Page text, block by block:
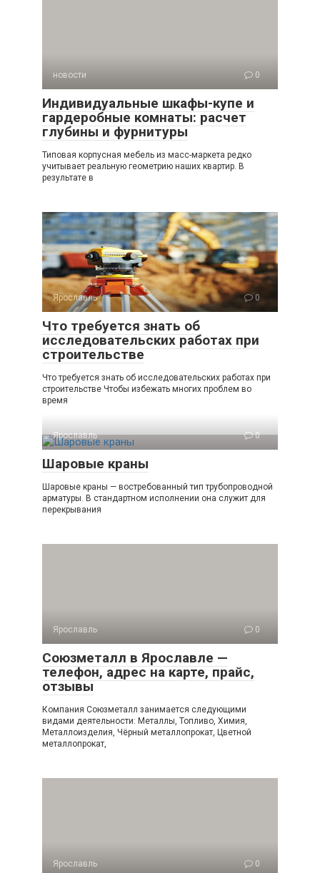
новости 0
Индивидуальные шкафы-купе и
гардеробные комнаты: расчет
глубины и фурнитуры
Типовая корпусная мебель из масс-маркета редко
учитывает реальную геометрию наших квартир. В
результате в
Ярославль 0
Что требуется знать об
исследовательских работах при
строительстве
Что требуется знать об исследовательских работах при
строительстве Чтобы избежать многих проблем во
время
Ярославль 0
Шаровые краны
Шаровые краны — востребованный тип трубопроводной
арматуры. В стандартном исполнении она служит для
перекрывания
Ярославль 0
Союзметалл в Ярославле —
телефон, адрес на карте, прайс,
отзывы
Компания Союзметалл занимается следующими
видами деятельности: Металлы, Топливо, Химия,
Металлоизделия, Чёрный металлопрокат, Цветной
металлопрокат,
Ярославль 0